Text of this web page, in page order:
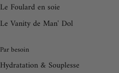
Le Foulard en soie
Le Vanity de Man' Dol
Par besoin
Hydratation & Souplesse